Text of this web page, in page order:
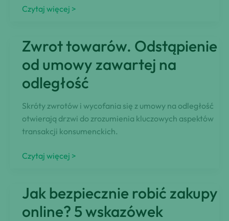
Co
płatność
pobraniem?
Czy
sens
korzystanie
z
metody
Czytaj więcej >
Zwrot towarów. Odstąpienie
od umowy zawartej na
odległość
Skróty zwrotów i wycofania się z umowy na odległość
otwierają drzwi do zrozumienia kluczowych aspektów
transakcji konsumenckich.
Zwrot
od
umowy
zawartej
Czytaj więcej >
Jak bezpiecznie robić zakupy
online? 5 wskazówek